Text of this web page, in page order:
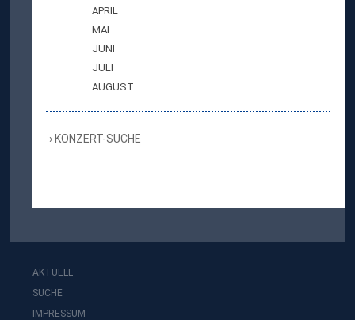
APRIL
MAI
JUNI
JULI
AUGUST
KONZERT-SUCHE
AKTUELL
SUCHE
IMPRESSUM